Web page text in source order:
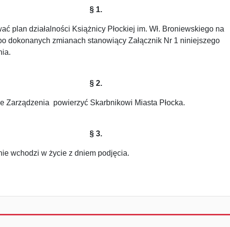
§ 1.
plan działalności Książnicy Płockiej im. Wł. Broniewskiego na
dokonanych zmianach stanowiący Załącznik Nr 1 niniejszego
§ 2.
Zarządzenia powierzyć Skarbnikowi Miasta Płocka.
§ 3.
wchodzi w życie z dniem podjęcia.